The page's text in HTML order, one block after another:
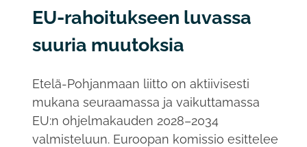
EU-rahoitukseen luvassa
suuria muutoksia
Etelä-Pohjanmaan liitto on aktiivisesti
mukana seuraamassa ja vaikuttamassa
EU:n ohjelmakauden 2028–2034
valmisteluun. Euroopan komissio esittelee